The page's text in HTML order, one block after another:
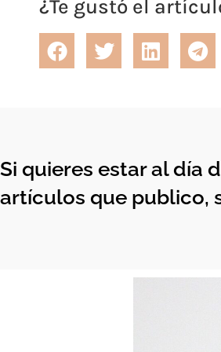
¿Te gustó el
Si quieres estar al día
artículos que publico,